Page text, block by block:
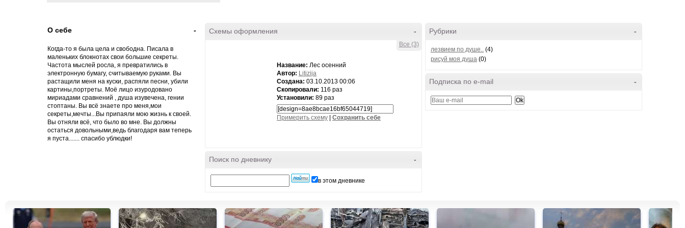
-
О себе
Когда-то я была цела и свободна. Писала в
маленьких блокнотах свои большие секреты.
Частота мыслей росла, я превратились в
электронную бумагу, считываемую руками. Вы
растащили меня на куски, распяли песни, убили
картины,портреты. Моё лицо изуродовано
мириадами сравнений , душа изувечена, гении
стоптаны. Вы всё знаете про меня,мои
секреты,мечты...Вы припаяли мою жизнь к своей.
Вы отняли всё, что было во мне. Вы должны
остаться довольными,ведь благодаря вам теперь
я пуста....... спасибо ублюдки!
-
Схемы оформления
Все (3)
Название: Лес осенний
Автор: Litizija
Создана: 03.10.2013 00:06
Скопировали: 116 раз
Установили: 89 раз
Примерить схему Cохранить себе
-
Поиск по дневнику
в этом дневнике
-
Рубрики
лезвием по душе.. (4)
рисуй моя душа (0)
-
Подписка по e-mail